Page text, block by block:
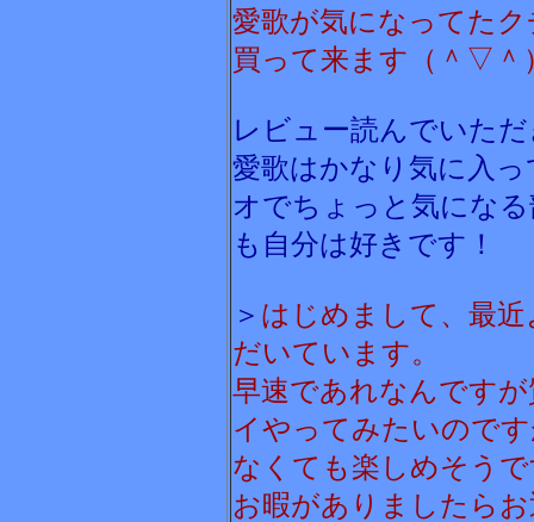
愛歌が気になってた
買って来ます（＾▽＾
レビュー読んでいた
愛歌はかなり気に入
オでちょっと気にな
も自分は好きです！
＞ はじめまして、最
だいています。
早速であれなんです
イやってみたいので
なくても楽しめそう
お暇がありましたら